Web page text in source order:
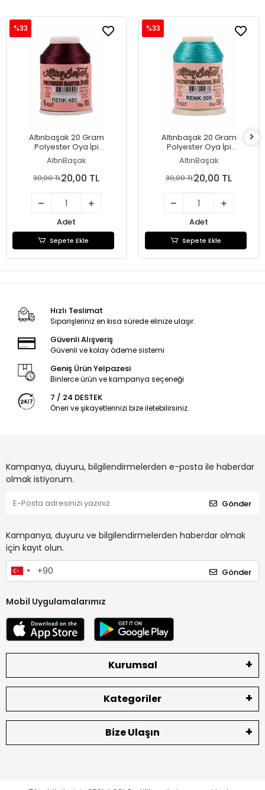
Altınbaşak 20 Gram
Polyester Oya İpi
(Renk:480)
AltınBaşak
%33
30,00 TL20,00 TL
Adet
Sepete Ekle
Altınbaşak 20 Gram
Polyester Oya İpi
(Renk:505)
AltınBaşak
%33
30,00 TL20,00 TL
Adet
Sepete Ekle
Hızlı Teslimat
Siparişleriniz en kısa sürede elinize ulaşır.
Güvenli Alışveriş
Güvenli ve kolay ödeme sistemi
Geniş Ürün Yelpazesi
Binlerce ürün ve kampanya seçeneği
7 / 24 DESTEK
Öneri ve şikayetlerinizi bize iletebilirsiniz.
Kampanya, duyuru, bilgilendirmelerden e-posta ile haberdar
olmak istiyorum.
Gönder
Kampanya, duyuru ve bilgilendirmelerden haberdar olmak
için kayıt olun.
Gönder
Mobil Uygulamalarımız
Kurumsal
Kategoriler
Bize Ulaşın